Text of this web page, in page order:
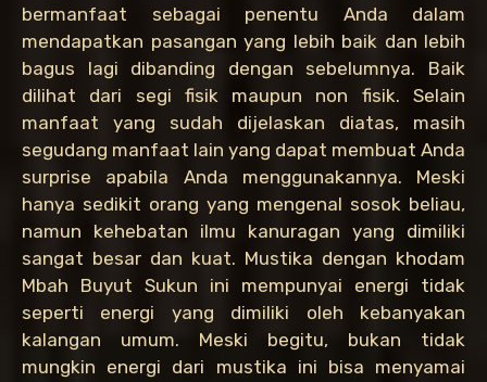
bermanfaat sebagai penentu Anda dalam
mendapatkan pasangan yang lebih baik dan lebih
bagus lagi dibanding dengan sebelumnya. Baik
dilihat dari segi fisik maupun non fisik. Selain
manfaat yang sudah dijelaskan diatas, masih
segudang manfaat lain yang dapat membuat Anda
surprise apabila Anda menggunakannya. Meski
hanya sedikit orang yang mengenal sosok beliau,
namun kehebatan ilmu kanuragan yang dimiliki
sangat besar dan kuat. Mustika dengan khodam
Mbah Buyut Sukun ini mempunyai energi tidak
seperti energi yang dimiliki oleh kebanyakan
kalangan umum. Meski begitu, bukan tidak
mungkin energi dari mustika ini bisa menyamai